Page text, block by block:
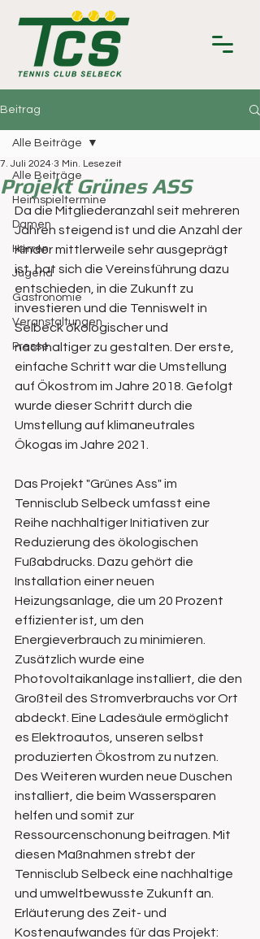
Beitrag
Alle Beiträge
Heimspieltermine
Damen
Herren
Jugend
Gastronomie
Veranstaltungen
Presse
Alle Beiträge
Projekt Grünes ASS
7. Juli 2024 3 Min. Lesezeit
Da die Mitgliederanzahl seit mehreren
Jahren steigend ist und die Anzahl der
Kinder mittlerweile sehr ausgeprägt
ist, hat sich die Vereinsführung dazu
entschieden, in die Zukunft zu
investieren und die Tenniswelt in
Selbeck ökologischer und
nachhaltiger zu gestalten. Der erste,
einfache Schritt war die Umstellung
auf Ökostrom im Jahre 2018. Gefolgt
wurde dieser Schritt durch die
Umstellung auf klimaneutrales
Ökogas im Jahre 2021.
Das Projekt "Grünes Ass" im
Tennisclub Selbeck umfasst eine
Reihe nachhaltiger Initiativen zur
Reduzierung des ökologischen
Fußabdrucks. Dazu gehört die
Installation einer neuen
Heizungsanlage, die um 20 Prozent
effizienter ist, um den
Energieverbrauch zu minimieren.
Zusätzlich wurde eine
Photovoltaikanlage installiert, die den
Großteil des Stromverbrauchs vor Ort
abdeckt. Eine Ladesäule ermöglicht
es Elektroautos, unseren selbst
produzierten Ökostrom zu nutzen.
Des Weiteren wurden neue Duschen
installiert, die beim Wassersparen
helfen und somit zur
Ressourcenschonung beitragen. Mit
diesen Maßnahmen strebt der
Tennisclub Selbeck eine nachhaltige
und umweltbewusste Zukunft an.
Erläuterung des Zeit- und
Kostenaufwandes für das Projekt: